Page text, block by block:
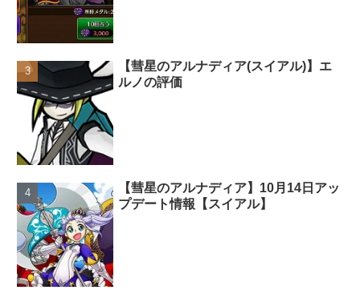
【彗星のアルナディア(スイアル)】エ
ルノの評価
【彗星のアルナディア】10月14日アッ
プデート情報【スイアル】